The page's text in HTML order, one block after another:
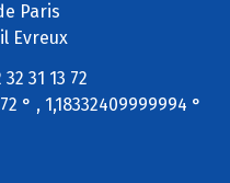
Paris
Evreux
32 31 13 72
° , 1,18332409999994 °